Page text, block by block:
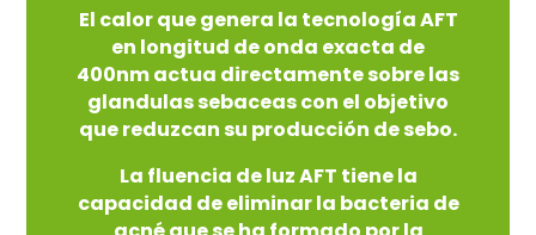
El calor que genera la tecnología AFT
en longitud de onda exacta de
400nm actua directamente sobre las
glandulas sebaceas con el objetivo
que reduzcan su producción de sebo.
La fluencia de luz AFT tiene la
capacidad de eliminar la bacteria de